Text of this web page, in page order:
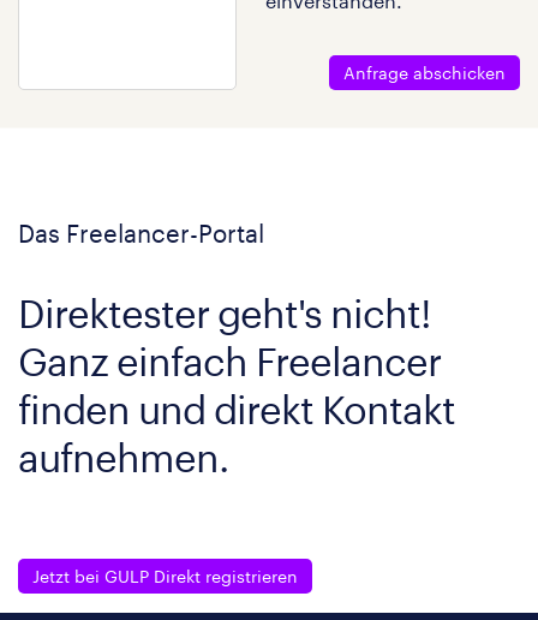
Anfrage abschicken
Das Freelancer-Portal
Direktester geht's nicht!
Ganz einfach Freelancer
finden und direkt Kontakt
aufnehmen.
Jetzt bei GULP Direkt registrieren